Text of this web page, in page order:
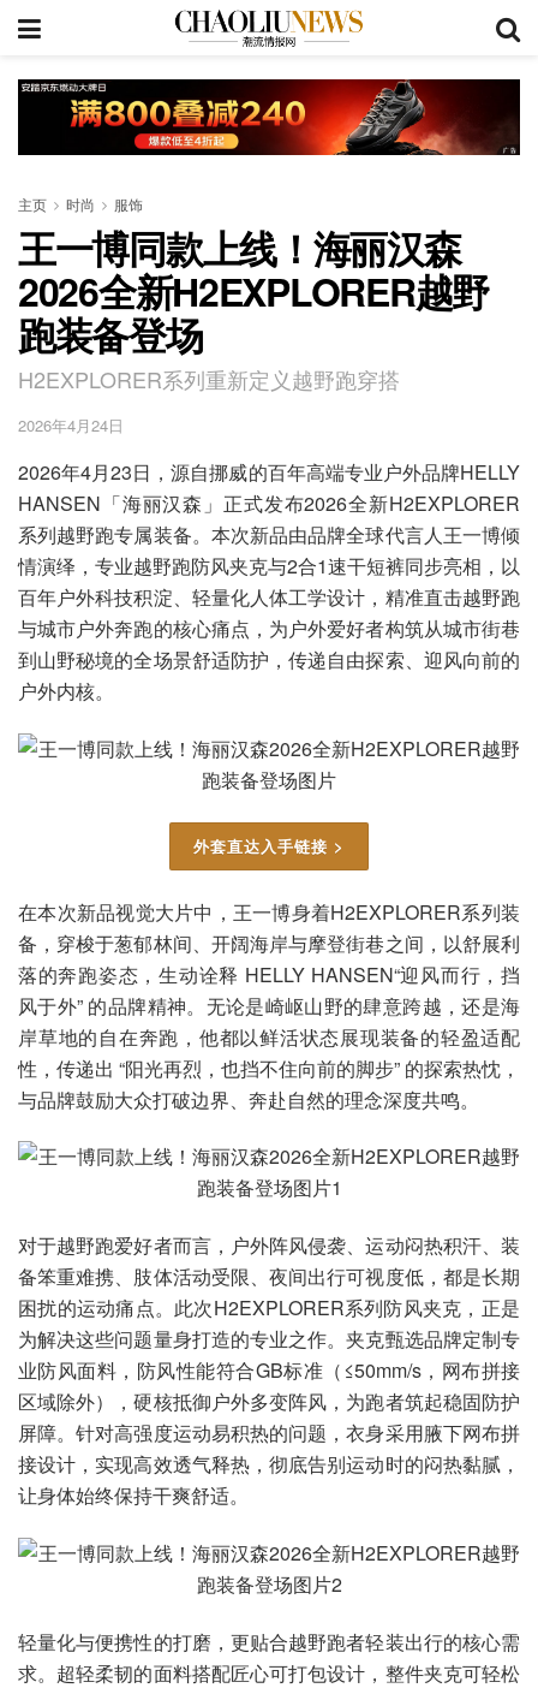
主页 时尚 服饰
王一博同款上线！海丽汉森
2026全新H2EXPLORER越野
跑装备登场
H2EXPLORER系列重新定义越野跑穿搭
2026年4月24日
2026年4月23日，源自挪威的百年高端专业户外品牌HELLY
HANSEN「海丽汉森」正式发布2026全新H2EXPLORER
系列越野跑专属装备。本次新品由品牌全球代言人王一博倾
情演绎，专业越野跑防风夹克与2合1速干短裤同步亮相，以
百年户外科技积淀、轻量化人体工学设计，精准直击越野跑
与城市户外奔跑的核心痛点，为户外爱好者构筑从城市街巷
到山野秘境的全场景舒适防护，传递自由探索、迎风向前的
户外内核。
外套直达入手链接 >
在本次新品视觉大片中，王一博身着H2EXPLORER系列装
备，穿梭于葱郁林间、开阔海岸与摩登街巷之间，以舒展利
落的奔跑姿态，生动诠释 HELLY HANSEN“迎风而行，挡
风于外” 的品牌精神。无论是崎岖山野的肆意跨越，还是海
岸草地的自在奔跑，他都以鲜活状态展现装备的轻盈适配
性，传递出 “阳光再烈，也挡不住向前的脚步” 的探索热忱，
与品牌鼓励大众打破边界、奔赴自然的理念深度共鸣。
对于越野跑爱好者而言，户外阵风侵袭、运动闷热积汗、装
备笨重难携、肢体活动受限、夜间出行可视度低，都是长期
困扰的运动痛点。此次H2EXPLORER系列防风夹克，正是
为解决这些问题量身打造的专业之作。夹克甄选品牌定制专
业防风面料，防风性能符合GB标准（≤50mm/s，网布拼接
区域除外），硬核抵御户外多变阵风，为跑者筑起稳固防护
屏障。针对高强度运动易积热的问题，衣身采用腋下网布拼
接设计，实现高效透气释热，彻底告别运动时的闷热黏腻，
让身体始终保持干爽舒适。
轻量化与便携性的打磨，更贴合越野跑者轻装出行的核心需
求。超轻柔韧的面料搭配匠心可打包设计，整件夹克可轻松